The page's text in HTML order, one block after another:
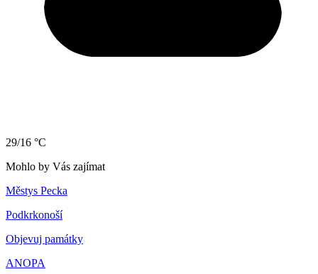
29/16 °C
Mohlo by Vás zajímat
Městys Pecka
Podkrkonoší
Objevuj památky
ANOPA